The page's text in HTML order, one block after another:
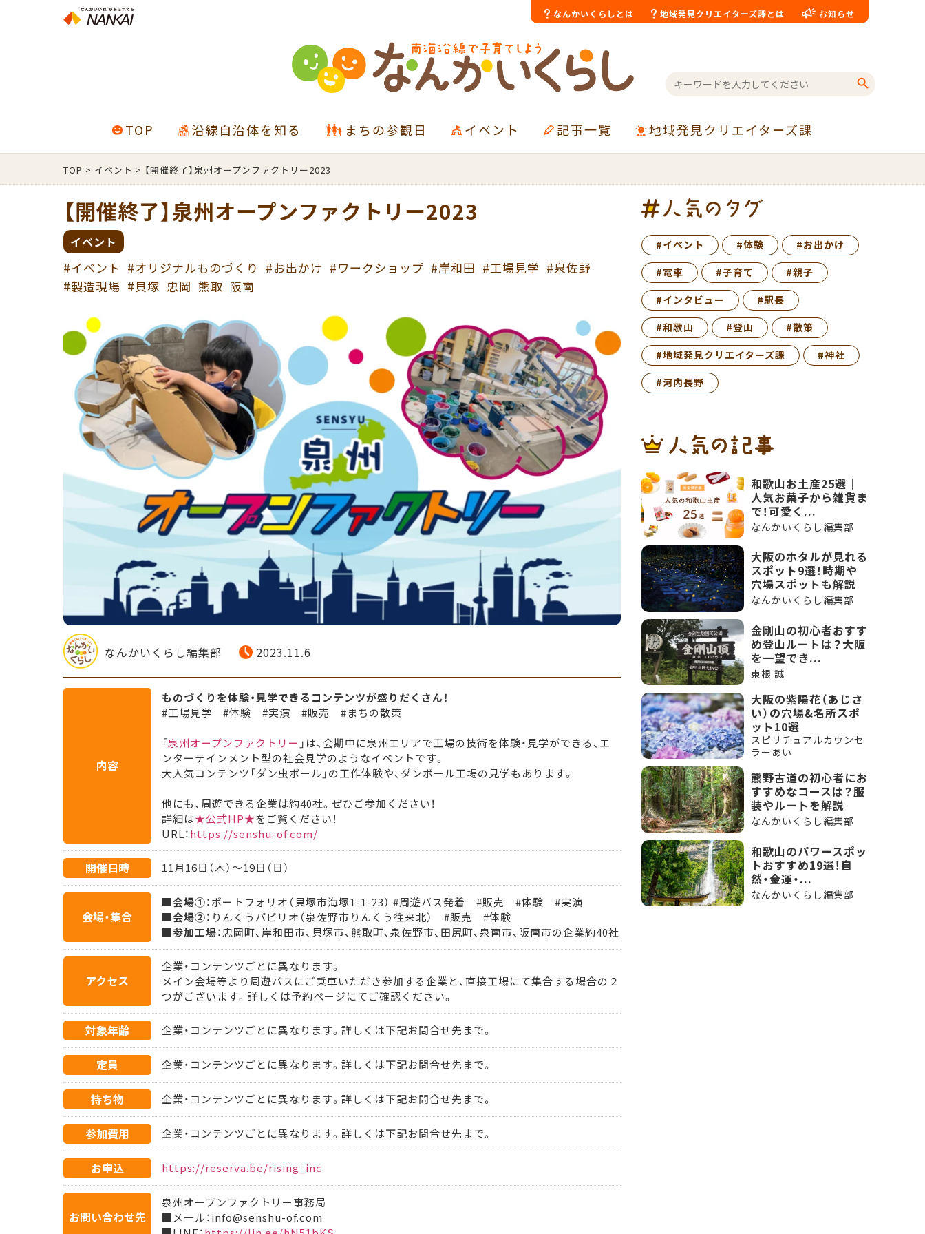
なんかいくらしとは 地域発見クリエイターズ課とは お知らせ
Search
for:
TOP 沿線自治体を知る まちの参観日 イベント 記事一覧 地域発見クリエイターズ課
TOP > イベント > 【開催終了】泉州オープンファクトリー2023
【開催終了】泉州オープンファクトリー2023
イベント
#イベント #オリジナルものづくり #お出かけ #ワークショップ #岸和田 #工場見学 #泉佐野
#製造現場 #貝塚 忠岡 熊取 阪南
なんかいくらし編集部 2023.11.6
内容
ものづくりを体験・見学できるコンテンツが盛りだくさん！
#工場見学 #体験 #実演 #販売 #まちの散策
「泉州オープンファクトリー 」は、会期中に泉州エリアで工場の技術を体験・見学ができる、エ
ンターテインメント型の社会見学のようなイベントです。
大人気コンテンツ「ダン虫ボール」の工作体験や、ダンボール工場の見学もあります。
他にも、周遊できる企業は約40社。ぜひご参加ください！
詳細は★公式HP★をご覧ください！
URL：https://senshu-of.com/
開催日時 11月16日（木）～19日（日）
会場・集合
■会場①：ポートフォリオ（貝塚市海塚1-1-23） #周遊バス発着 #販売 #体験 #実演
■会場②：りんくうパピリオ（泉佐野市りんくう往来北） #販売 #体験
■参加工場：忠岡町、岸和田市、貝塚市、熊取町、泉佐野市、田尻町、泉南市、阪南市の企業約40社
アクセス
企業・コンテンツごとに異なります。
メイン会場等より周遊バスにご乗車いただき参加する企業と、直接工場にて集合する場合の２
つがございます。詳しくは予約ページにてご確認ください。
対象年齢 企業・コンテンツごとに異なります。詳しくは下記お問合せ先まで。
定員 企業・コンテンツごとに異なります。詳しくは下記お問合せ先まで。
持ち物 企業・コンテンツごとに異なります。詳しくは下記お問合せ先まで。
参加費用 企業・コンテンツごとに異なります。詳しくは下記お問合せ先まで。
お申込 https://reserva.be/rising_inc
お問い合わせ先
泉州オープンファクトリー事務局
■メール：info@senshu-of.com
#イベント #体験
#お出かけ
#電車
#子育て
#親子
#インタビュー
#駅長
#和歌山
#登山
#散策
#地域発見クリエイターズ課
#神社
#河内長野
和歌山お土産25選｜
人気お菓子から雑貨ま
で！可愛く...
なんかいくらし編集部
大阪のホタルが見れる
スポット9選！時期や
穴場スポットも解説
なんかいくらし編集部
金剛山の初心者おすす
め登山ルートは？大阪
を一望でき...
東根 誠
大阪の紫陽花（あじさ
い）の穴場&名所スポ
ット10選
スピリチュアルカウンセ
ラーあい
熊野古道の初心者にお
すすめなコースは？服
装やルートを解説
なんかいくらし編集部
和歌山のパワースポッ
トおすすめ19選！自
然・金運・...
なんかいくらし編集部